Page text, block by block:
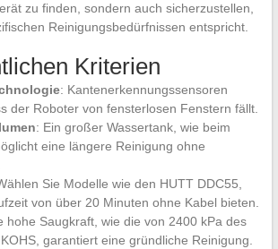
zu finden, sondern auch sicherzustellen,
Reinigungsbedürfnissen entspricht.
Kriterien
: Kantenerkennungssensoren
der Roboter von fensterlosen Fenstern fällt.
: Ein großer Wassertank, wie beim
eine längere Reinigung ohne
Sie Modelle wie den HUTT DDC55,
von über 20 Minuten ohne Kabel bieten.
hohe Saugkraft, wie die von 2400 kPa des
garantiert eine gründliche Reinigung.